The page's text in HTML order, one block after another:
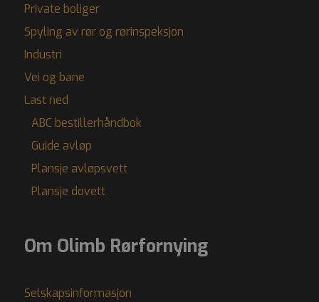
Private boliger
Spyling av rør og rørinspeksjon
Industri
Vei og bane
Last ned
ABC bestillerhåndbok
Guide avløp
Plansje avløpsvett
Plansje dovett
Om Olimb Rørfornying
Selskapsinformasjon